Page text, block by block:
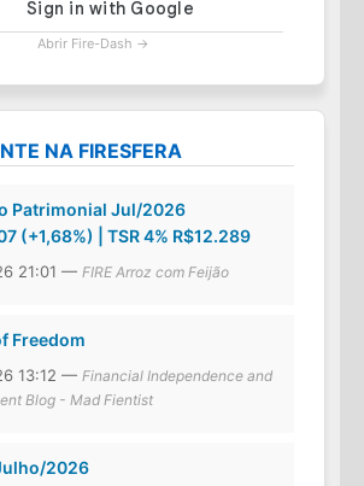
Abrir Fire-Dash →
NA FIRESFERA
Patrimonial Jul/2026
(+1,68%) | TSR 4% R$12.289
21:01 — FIRE Arroz com Feijão
Freedom
13:12 — Financial Independence and
Blog - Mad Fientist
2026